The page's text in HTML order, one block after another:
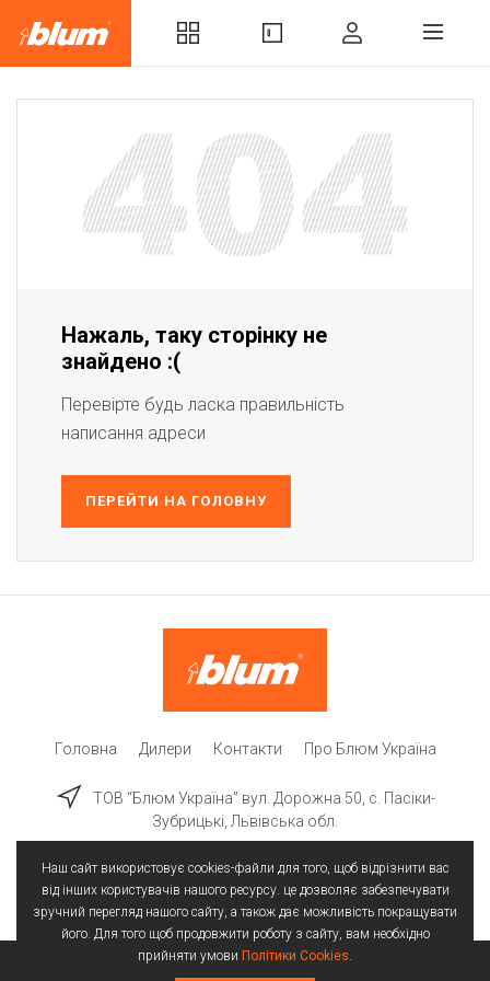
Нажаль, таку сторінку не
знайдено :(
Перевірте будь ласка правильність
написання адреси
ПЕРЕЙТИ НА ГОЛОВНУ
Головна Дилери Контакти Про Блюм Україна
ТОВ “Блюм Україна” вул. Дорожна 50, c. Пасіки-
Зубрицькі, Львівська обл.
Наш сайт використовує cookies-файли для того, щоб відрізнити вас
від інших користувачів нашого ресурсу. це дозволяє забезпечувати
зручний перегляд нашого сайту, а також дає можливість покращувати
його. Для того щоб продовжити роботу з сайту, вам необхідно
прийняти умови Політики Cookies.